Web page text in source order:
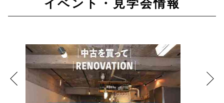
イベント・見学会情報